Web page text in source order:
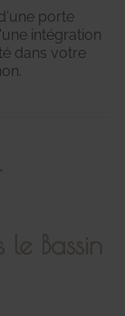
porte
intégration
dans votre